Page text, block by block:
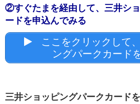
②すぐたまを経由して、三井シ
ードを申込んでみる
ここをクリックして
ングパークカード
三井ショッピングパークカード